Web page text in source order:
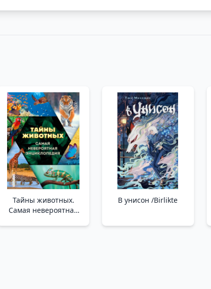
Тайны животных.
Самая невероятная
В унисон /Birlikte